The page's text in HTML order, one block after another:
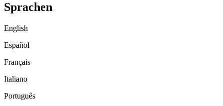
Sprachen
English
Español
Français
Italiano
Português